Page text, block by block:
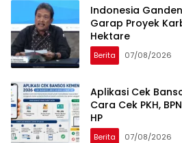
Indonesia
Garap Proyek
Hektare
Berita 07/08/2026
Aplikasi Cek
Cara Cek PKH,
HP
Berita 07/08/2026